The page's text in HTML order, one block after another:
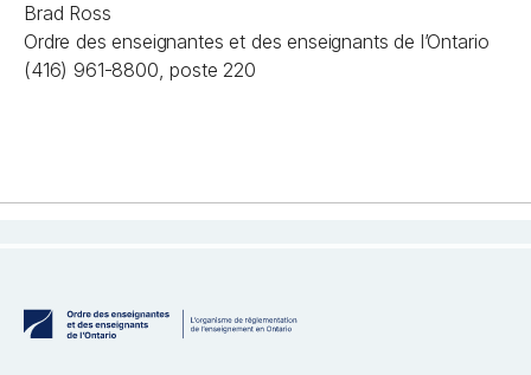
Brad Ross
Ordre des enseignantes et des enseignants de l’Ontario
(416) 961-8800, poste 220